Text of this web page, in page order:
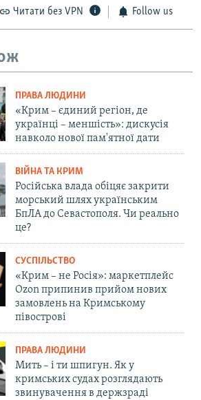
Читати без VPN Follow us
ПРАВА ЛЮДИНИ
«Крим – єдиний регіон, де
українці – меншість»: дискусія
навколо нової пам'ятної дати
ВІЙНА ТА КРИМ
Російська влада обіцяє закрити
морський шлях українським
БпЛА до Севастополя. Чи реально
це?
СУСПІЛЬСТВО
«Крим – не Росія»: маркетплейс
Ozon припинив прийом нових
замовлень на Кримському
півострові
ПРАВА ЛЮДИНИ
Мить – і ти шпигун. Як у
кримських судах розглядають
звинувачення в держзраді